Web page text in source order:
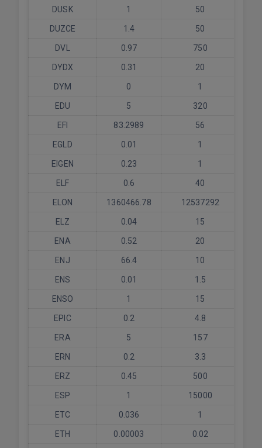
DUSK 1 50
DUZCE 1.4 50
DVL 0.97 750
DYDX 0.31 20
DYM 0 1
EDU 5 320
EFI 83.2989 56
EGLD 0.01 1
EIGEN 0.23 1
ELF 0.6 40
ELON 1360466.78 12537292
ELZ 0.04 15
ENA 0.52 20
ENJ 66.4 10
ENS 0.01 1.5
ENSO 1 15
EPIC 0.2 4.8
ERA 5 157
ERN 0.2 3.3
ERZ 0.45 500
ESP 1 15000
ETC 0.036 1
ETH 0.00003 0.02